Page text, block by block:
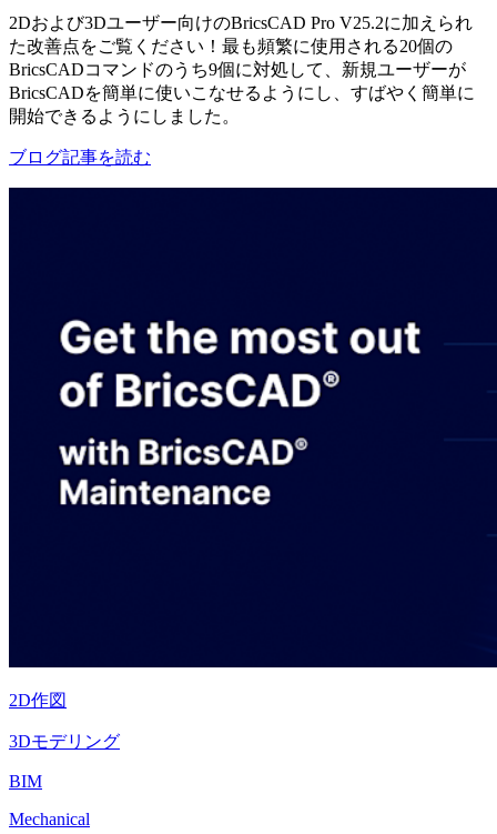
2Dおよび3Dユーザー向けのBricsCAD Pro V25.2に加えられ
た改善点をご覧ください！最も頻繁に使用される20個の
BricsCADコマンドのうち9個に対処して、新規ユーザーが
BricsCADを簡単に使いこなせるようにし、すばやく簡単に
開始できるようにしました。
ブログ記事を読む
2D作図
3Dモデリング
BIM
Mechanical